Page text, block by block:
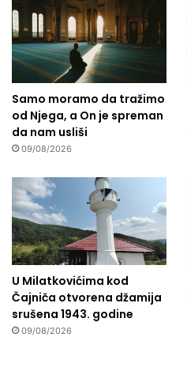
Samo moramo da tražimo
od Njega, a On je spreman
da nam usliši
09/08/2026
U Milatkovićima kod
Čajniča otvorena džamija
srušena 1943. godine
09/08/2026